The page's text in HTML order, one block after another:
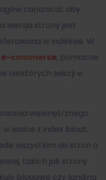
canonical, aby
wersja strony jest
w indeksie. W
e-commerce, pomocne
niektórych sekcji w
wewnętrznego
walce z index bloat.
wszystkim do stron o
takich jak strony
blogowe czy landing